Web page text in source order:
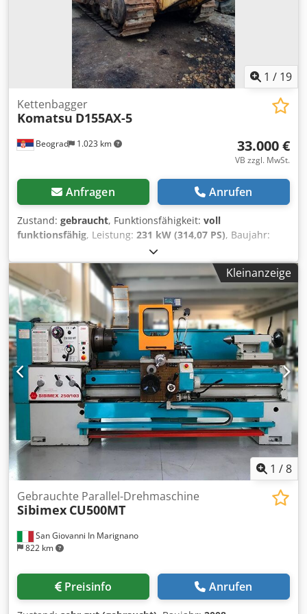
Zustand der Maschine • Gebraucht, in sehr gutem
Zustand, komplett • Regelmäßig gewartet • Dokumentation
und Bilder können vorgelegt werden ⸻ Preis Preis auf
Anfrage – bitte kontaktieren Sie uns für ein Angebot.
1 / 19
Beograd 1.023 km
Kettenbagger
Komatsu D155AX-5
33.000 €
VB zzgl. MwSt.
Anfragen Anrufen
Zustand: gebraucht, Funktionsfähigkeit: voll
funktionsfähig, Leistung: 231 kW (314,07 PS), Baujahr:
, Maschinen-/Fahrzeugnummer:
KMTODO61E02076058, voll funktionsfähig Dsdpfx Asylyp
Uedhekr
Kleinanzeige
1 /8
San Giovanni In Marignano
822 km
Gebrauchte Parallel-Drehmaschine
Sibimex CU500MT
Preisinfo Anrufen